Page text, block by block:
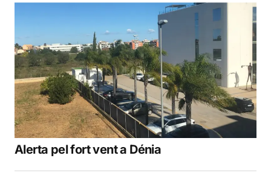
Alerta pel fort vent a Dénia